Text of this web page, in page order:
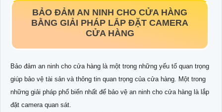
BẢO ĐẢM AN NINH CHO CỬA HÀNG
BẰNG GIẢI PHÁP LẮP ĐẶT CAMERA
CỬA HÀNG
Bảo đảm an ninh cho cửa hàng là một trong những yếu tố quan trọng
giúp bảo vệ tài sản và thông tin quan trọng của cửa hàng. Một trong
những giải pháp phổ biến nhất để bảo vệ an ninh cho cửa hàng là lắp
đặt camera quan sát.